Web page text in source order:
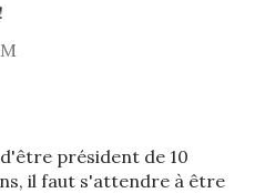
président de 10
il faut s'attendre à être